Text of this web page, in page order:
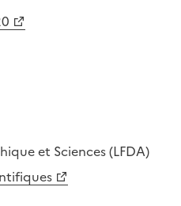
et Sciences (LFDA)